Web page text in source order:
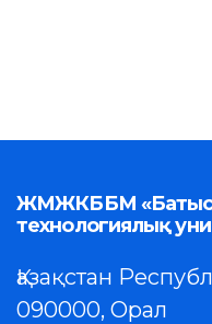
ЖМЖКББМ «Батыс
технологиялық
Қазақстан
090000, Орал